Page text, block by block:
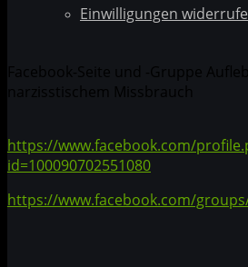
Einwilligungen
Facebook-Seite und -Gruppe
narzisstischem Missbrauch
https://www.facebook.com/
id=100090702551080
https://www.facebook.com/